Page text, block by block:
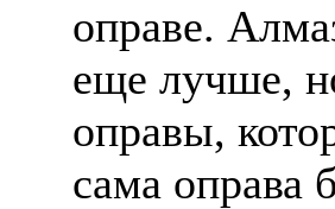
оправе.
еще лучше,
оправы,
сама оправа